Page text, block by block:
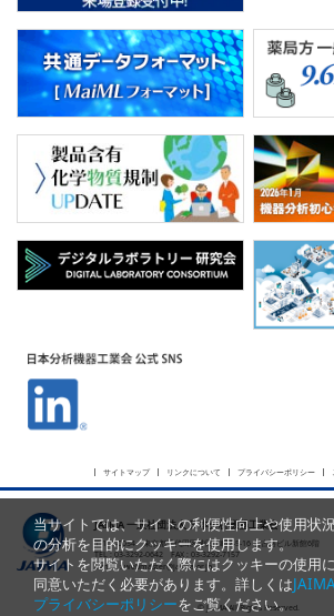
サイトマップ リンクについて プライバシーポリシー
JAIMA 一般社団法人 日本分析機器工業会
〒101-0054 東京都千代田区神田錦町2-5-16 名古路ビル新館6階
TEL : 03-3292-0642 FAX : 03-3292-7157
E-mail :webmaster@jaima.or.jp
© JAIMA All Rights Reserved.
当サイトでは、サイトの利便性向上や使用状
の分析を目的にクッキーを使用します。
サイトを閲覧いただく際にはクッキーの使用に
同意いただく必要があります。詳しくは
プライバシーポリシーをご覧ください。